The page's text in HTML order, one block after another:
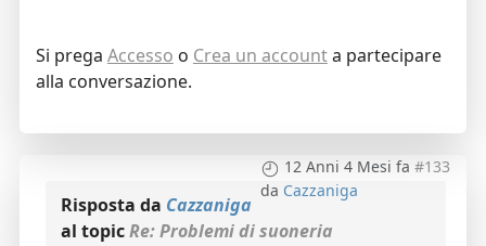
Si prega Accesso o Crea un accounta partecipare
alla conversazione.
12 Anni 4 Mesi fa #133
da Cazzaniga
Risposta da Cazzaniga
al topicRe: Problemi di suoneria